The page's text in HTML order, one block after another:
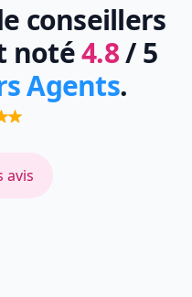
conseillers
noté4.8/ 5
Agents.
avis